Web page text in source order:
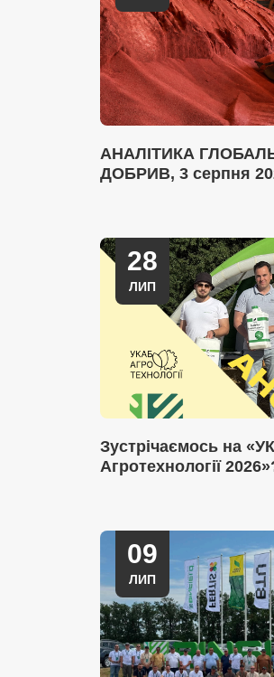
АНАЛІТИКА
ДОБРИВ, 3 серпня
28
ЛИП
Зустрічаємось на
Агротехнології
09
ЛИП